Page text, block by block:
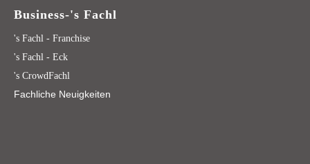
Business-'s Fachl
's Fachl - Franchise
's Fachl - Eck
's CrowdFachl
Fachliche Neuigkeiten